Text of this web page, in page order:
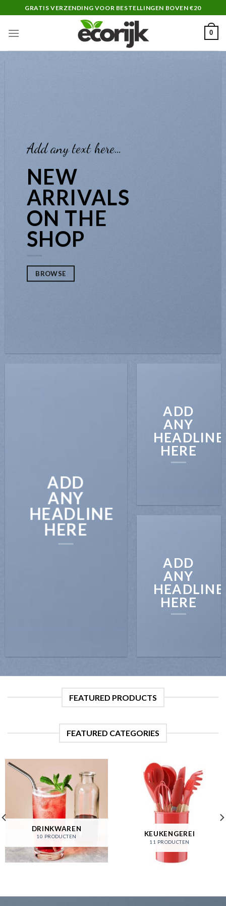
to
content
GRATIS VERZENDING VOOR BESTELLINGEN BOVEN €20
0
Add any text here…
NEW
ARRIVALS
ON THE
SHOP
BROWSE
ADD
ANY
HEADLINE
HERE
ADD
ANY
HEADLINE
HERE
ADD
ANY
HEADLINE
HERE
FEATURED PRODUCTS
FEATURED CATEGORIES
DRINKWAREN
10 PRODUCTEN KEUKENGEREI
11 PRODUCTEN